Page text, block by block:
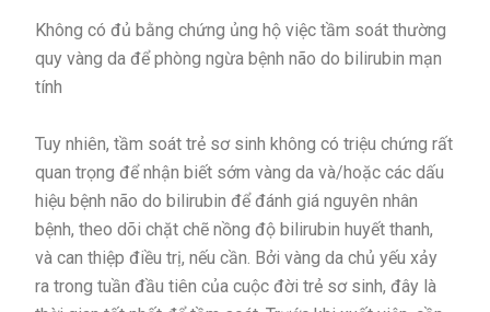
Không có đủ bằng chứng ủng hộ việc tầm soát thường
quy vàng da để phòng ngừa bệnh não do bilirubin mạn
tính
Tuy nhiên, tầm soát trẻ sơ sinh không có triệu chứng rất
quan trọng để nhận biết sớm vàng da và/hoặc các dấu
hiệu bệnh não do bilirubin để đánh giá nguyên nhân
bệnh, theo dõi chặt chẽ nồng độ bilirubin huyết thanh,
và can thiệp điều trị, nếu cần. Bởi vàng da chủ yếu xảy
ra trong tuần đầu tiên của cuộc đời trẻ sơ sinh, đây là